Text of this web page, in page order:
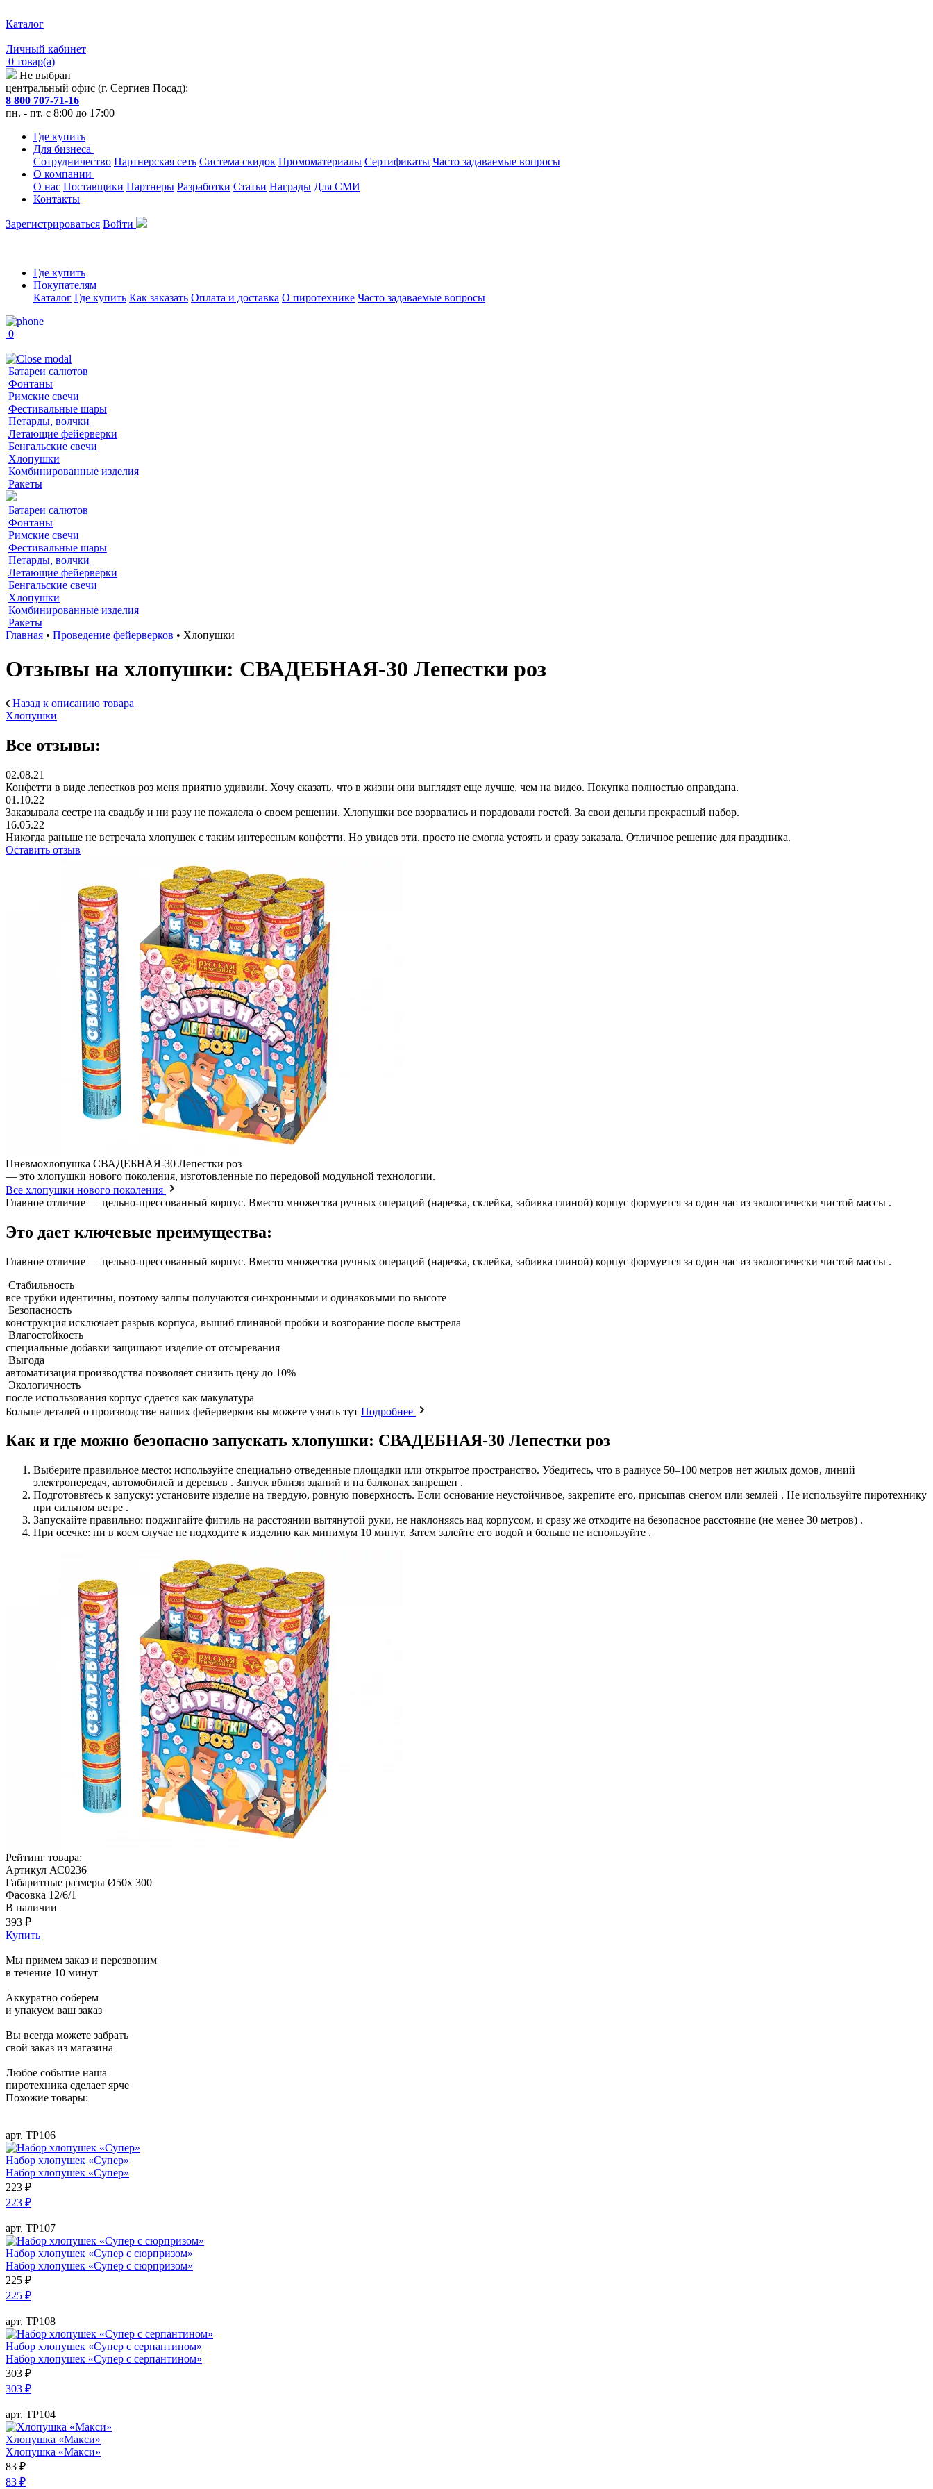
Каталог
Личный кабинет
0 товар(а)
Не выбран
центральный офис (г. Сергиев Посад):
8 800 707-71-16
пн. - пт. с 8:00 до 17:00
Где купить
Для бизнеса
Сотрудничество Партнерская сеть Система скидок Промоматериалы Сертификаты Часто задаваемые вопросы
О компании
О нас Поставщики Партнеры Разработки Статьи Награды Для СМИ
Контакты
Зарегистрироваться Войти
Где купить
Покупателям
Каталог Где купить Как заказать Оплата и доставка О пиротехнике Часто задаваемые вопросы
0
Батареи салютов
Фонтаны
Римские свечи
Фестивальные шары
Петарды, волчки
Летающие фейерверки
Бенгальские свечи
Хлопушки
Комбинированные изделия
Ракеты
Батареи салютов
Фонтаны
Римские свечи
Фестивальные шары
Петарды, волчки
Летающие фейерверки
Бенгальские свечи
Хлопушки
Комбинированные изделия
Ракеты
Главная • Проведение фейерверков • Хлопушки
Отзывы на хлопушки: СВАДЕБНАЯ-30 Лепестки роз
Назад к описанию товара
Хлопушки
Все отзывы:
02.08.21
Конфетти в виде лепестков роз меня приятно удивили. Хочу сказать, что в жизни они выглядят еще лучше, чем на видео. Покупка полностью оправдана.
01.10.22
Заказывала сестре на свадьбу и ни разу не пожалела о своем решении. Хлопушки все взорвались и порадовали гостей. За свои деньги прекрасный набор.
16.05.22
Никогда раньше не встречала хлопушек с таким интересным конфетти. Но увидев эти, просто не смогла устоять и сразу заказала. Отличное решение для праздника.
Оставить отзыв
Пневмохлопушка СВАДЕБНАЯ-30 Лепестки роз
— это хлопушки нового поколения, изготовленные по передовой модульной технологии.
Все хлопушки нового поколения
Главное отличие — цельно-прессованный корпус. Вместо множества ручных операций (нарезка, склейка, забивка глиной) корпус формуется за один час из экологически чистой массы .
Это дает ключевые преимущества:
Главное отличие — цельно-прессованный корпус. Вместо множества ручных операций (нарезка, склейка, забивка глиной) корпус формуется за один час из экологически чистой массы .
Стабильность
все трубки идентичны, поэтому залпы получаются синхронными и одинаковыми по высоте
Безопасность
конструкция исключает разрыв корпуса, вышиб глиняной пробки и возгорание после выстрела
Влагостойкость
специальные добавки защищают изделие от отсыревания
Выгода
автоматизация производства позволяет снизить цену до 10%
Экологичность
после использования корпус сдается как макулатура
Больше деталей о производстве наших фейерверков вы можете узнать тут Подробнее
Как и где можно безопасно запускать хлопушки: СВАДЕБНАЯ-30 Лепестки роз
Выберите правильное место: используйте специально отведенные площадки или открытое пространство. Убедитесь, что в радиусе 50–100 метров нет жилых домов, линий
электропередач, автомобилей и деревьев . Запуск вблизи зданий и на балконах запрещен .
Подготовьтесь к запуску: установите изделие на твердую, ровную поверхность. Если основание неустойчивое, закрепите его, присыпав снегом или землей . Не используйте пиротехнику
при сильном ветре .
Запускайте правильно: поджигайте фитиль на расстоянии вытянутой руки, не наклоняясь над корпусом, и сразу же отходите на безопасное расстояние (не менее 30 метров) .
При осечке: ни в коем случае не подходите к изделию как минимум 10 минут. Затем залейте его водой и больше не используйте .
Рейтинг товара:
Артикул АС0236
Габаритные размеры Ø50х 300
Фасовка 12/6/1
В наличии
393 ₽
Купить
Мы примем заказ и перезвоним
в течение 10 минут
Аккуратно соберем
и упакуем ваш заказ
Вы всегда можете забрать
свой заказ из магазина
Любое событие наша
пиротехника сделает ярче
Похожие товары:
арт. ТР106
Набор хлопушек «Супер»
Набор хлопушек «Супер»
223 ₽
223 ₽
арт. ТР107
Набор хлопушек «Супер с сюрпризом»
Набор хлопушек «Супер с сюрпризом»
225 ₽
225 ₽
арт. ТР108
Набор хлопушек «Супер с серпантином»
Набор хлопушек «Супер с серпантином»
303 ₽
303 ₽
арт. ТР104
Хлопушка «Макси»
Хлопушка «Макси»
83 ₽
83 ₽